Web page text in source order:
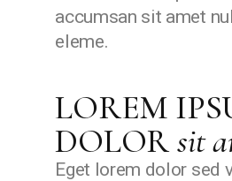
accumsan sit amet
eleme.
LOREM
DOLORsit
Eget lorem dolor sed